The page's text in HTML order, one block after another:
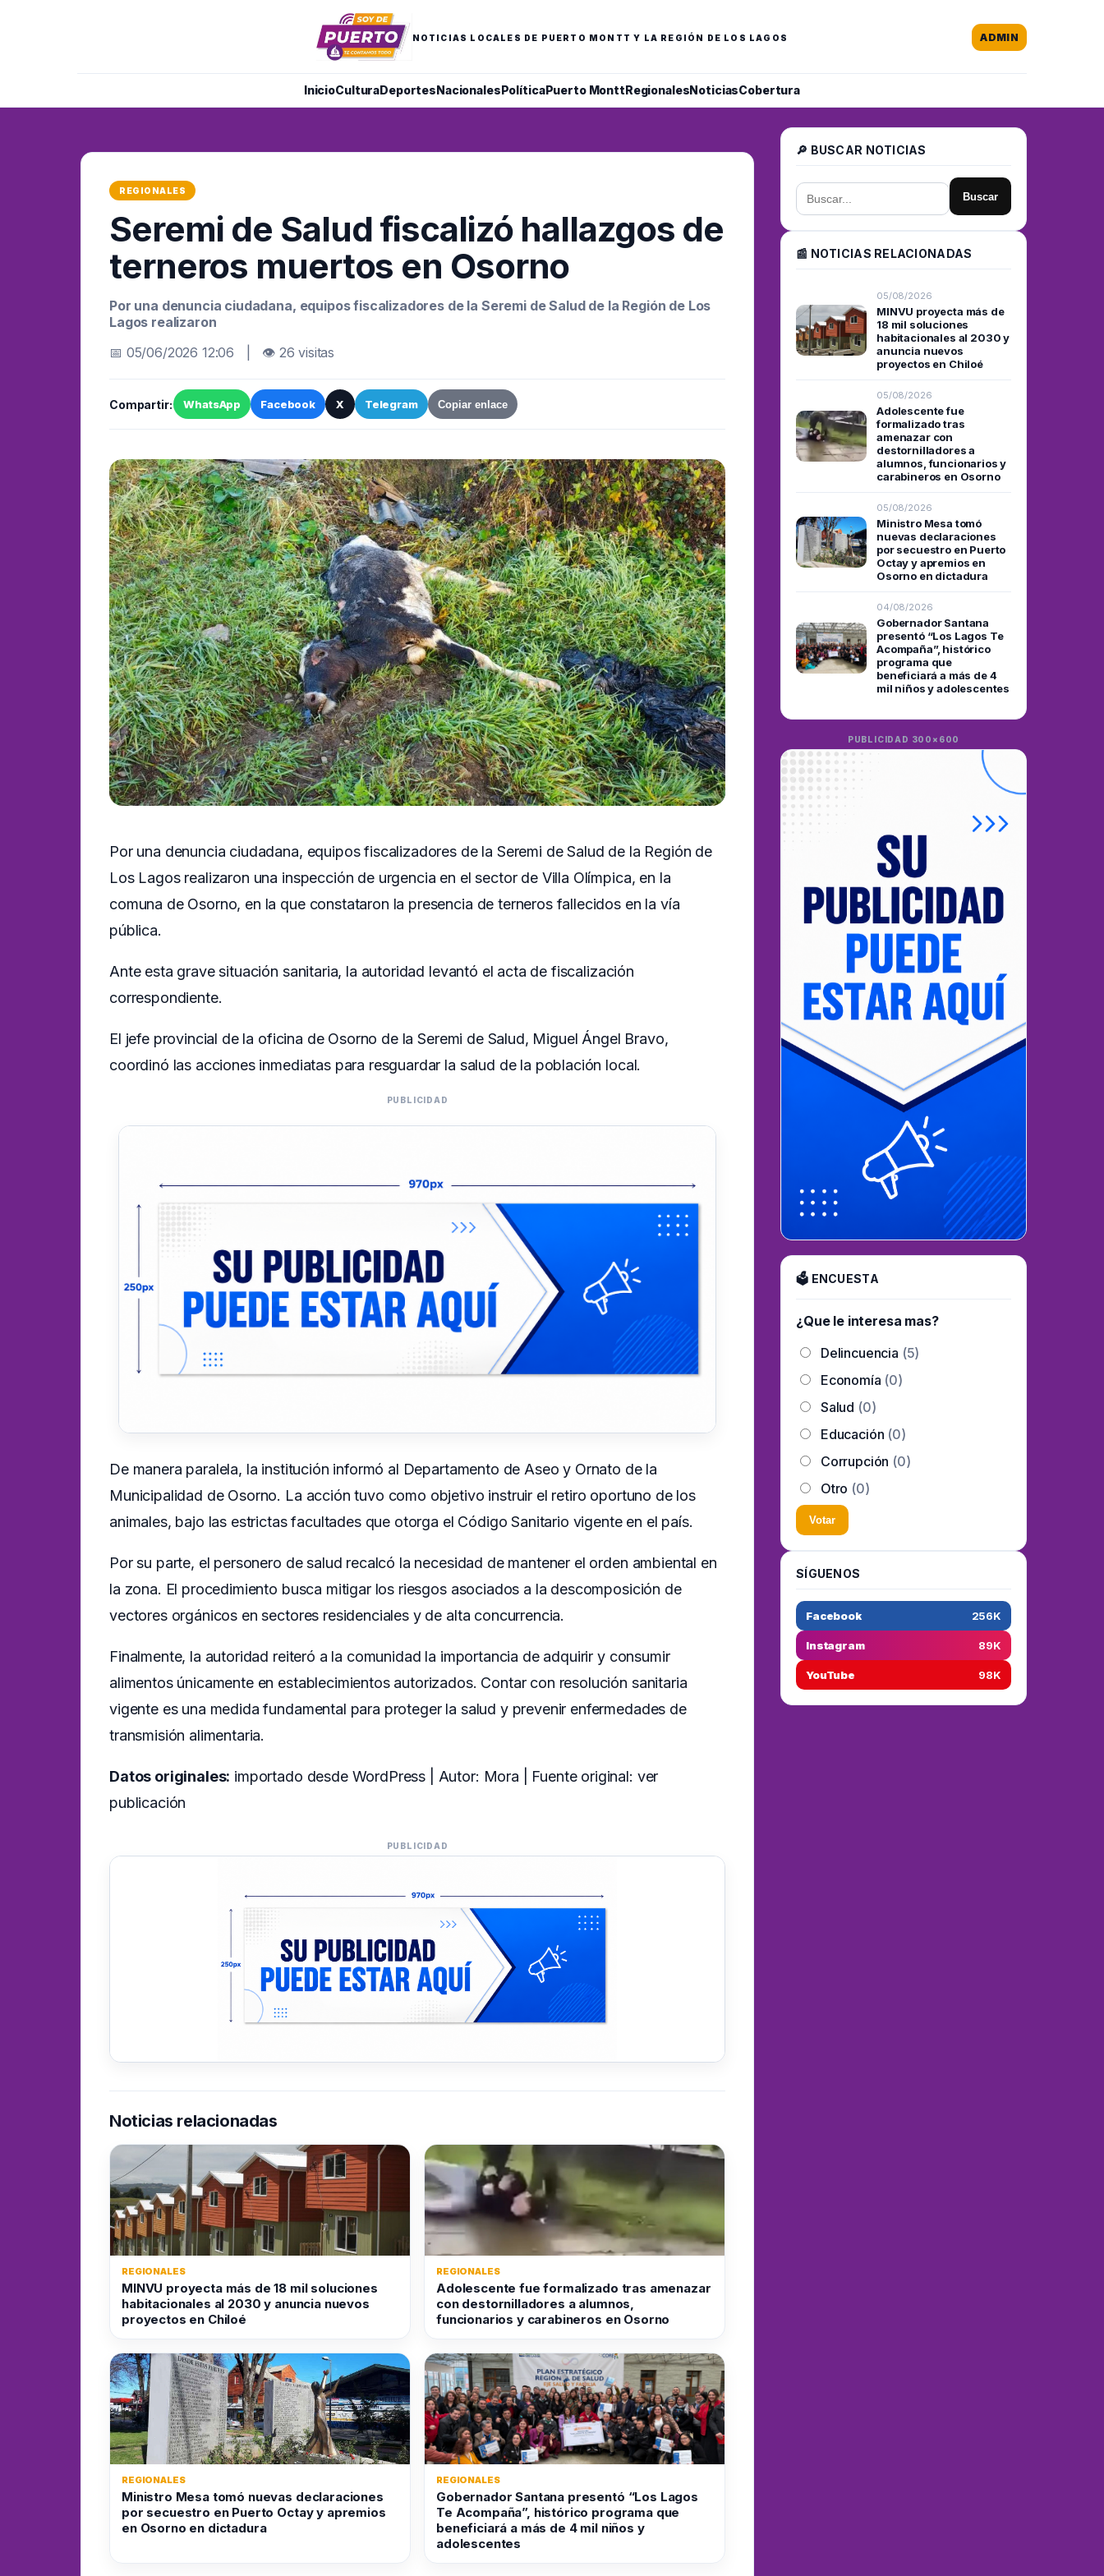
NOTICIAS LOCALES DE PUERTO MONTT Y LA REGIÓN DE LOS LAGOS
InicioCulturaDeportesNacionalesPolíticaPuerto MonttRegionalesNoticiasCobertura
ADMIN
REGIONALES
Seremi de Salud fiscalizó hallazgos de
terneros muertos en Osorno
Por una denuncia ciudadana, equipos fiscalizadores de la Seremi de Salud de la Región de Los
Lagos realizaron
📅 05/06/2026 12:06 | 👁 26 visitas
Compartir: WhatsApp Facebook X Telegram Copiar enlace
Por una denuncia ciudadana, equipos fiscalizadores de la Seremi de Salud de la Región de
Los Lagos realizaron una inspección de urgencia en el sector de Villa Olímpica, en la
comuna de Osorno, en la que constataron la presencia de terneros fallecidos en la vía
pública.
Ante esta grave situación sanitaria, la autoridad levantó el acta de fiscalización
correspondiente.
El jefe provincial de la oficina de Osorno de la Seremi de Salud, Miguel Ángel Bravo,
coordinó las acciones inmediatas para resguardar la salud de la población local.
PUBLICIDAD
De manera paralela, la institución informó al Departamento de Aseo y Ornato de la
Municipalidad de Osorno. La acción tuvo como objetivo instruir el retiro oportuno de los
animales, bajo las estrictas facultades que otorga el Código Sanitario vigente en el país.
Por su parte, el personero de salud recalcó la necesidad de mantener el orden ambiental en
la zona. El procedimiento busca mitigar los riesgos asociados a la descomposición de
vectores orgánicos en sectores residenciales y de alta concurrencia.
Finalmente, la autoridad reiteró a la comunidad la importancia de adquirir y consumir
alimentos únicamente en establecimientos autorizados. Contar con resolución sanitaria
vigente es una medida fundamental para proteger la salud y prevenir enfermedades de
transmisión alimentaria.
Datos originales: importado desde WordPress | Autor: Mora | Fuente original: ver
publicación
PUBLICIDAD
Noticias relacionadas
REGIONALES
MINVU proyecta más de 18 mil soluciones
habitacionales al 2030 y anuncia nuevos
proyectos en Chiloé
REGIONALES
Adolescente fue formalizado tras amenazar
con destornilladores a alumnos,
funcionarios y carabineros en Osorno
REGIONALES
Ministro Mesa tomó nuevas declaraciones
por secuestro en Puerto Octay y apremios
en Osorno en dictadura
REGIONALES
Gobernador Santana presentó “Los Lagos
Te Acompaña”, histórico programa que
beneficiará a más de 4 mil niños y
adolescentes
🔎 BUSCAR NOTICIAS
Buscar
📰 NOTICIAS RELACIONADAS
05/08/2026
MINVU proyecta más de
18 mil soluciones
habitacionales al 2030 y
anuncia nuevos
proyectos en Chiloé
05/08/2026
Adolescente fue
formalizado tras
amenazar con
destornilladores a
alumnos, funcionarios y
carabineros en Osorno
05/08/2026
Ministro Mesa tomó
nuevas declaraciones
por secuestro en Puerto
Octay y apremios en
Osorno en dictadura
04/08/2026
Gobernador Santana
presentó “Los Lagos Te
Acompaña”, histórico
programa que
beneficiará a más de 4
mil niños y adolescentes
PUBLICIDAD 300×600
🗳 ENCUESTA
¿Que le interesa mas?
Delincuencia (5)
Economía (0)
Salud (0)
Educación (0)
Corrupción (0)
Otro (0)
Votar
SÍGUENOS
Facebook 256K
Instagram 89K
YouTube 98K